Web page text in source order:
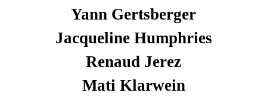
Yann Gertsberger
Jacqueline Humphries
Renaud Jerez
Mati Klarwein